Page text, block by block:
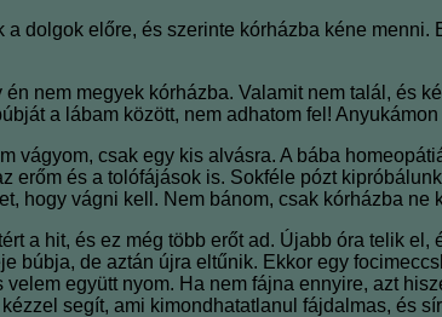
dolgok előre, és szerinte kórházba kéne
nem megyek kórházba. Valamit nem talál, és
a lábam között, nem adhatom fel!
csak egy kis alvásra. A bába
erőm és a tolófájások is. Sokféle pózt
hogy vágni kell. Nem bánom, csak kórházba ne
a hit, és ez még több erőt ad. Újabb óra telik
búbja, de aztán újra eltűnik. Ekkor egy
együtt nyom. Ha nem fájna ennyire, azt
segít, ami kimondhatatlanul fájdalmas, és